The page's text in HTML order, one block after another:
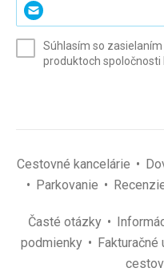
svoj
(povinné)
Súhlasím so
produktoch spoločnosti
Cestovné kancelárie
Parkovanie
Časté otázky
podmienky
Fakturačné